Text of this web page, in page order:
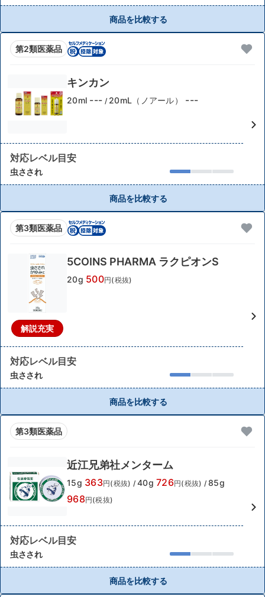
商品を比較する
第2類医薬品
キンカン
20ml --- / 20mL（ノアール） ---
対応レベル目安
虫さされ
商品を比較する
第3類医薬品
解説充実
5COINS PHARMA ラクピオンS
20g 500円(税抜)
対応レベル目安
虫さされ
商品を比較する
第3類医薬品
近江兄弟社メンターム
15g 363円(税抜) / 40g 726円(税抜) / 85g
968円(税抜)
対応レベル目安
虫さされ
商品を比較する